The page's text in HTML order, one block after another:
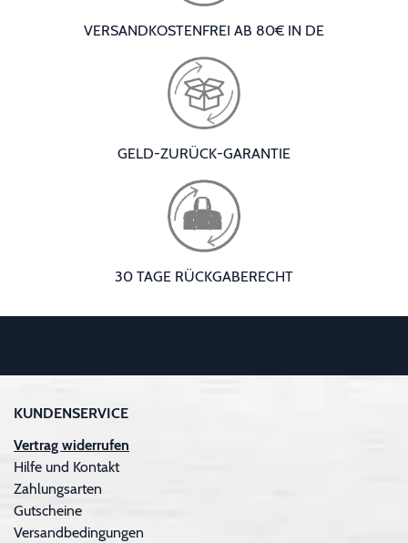
VERSANDKOSTENFREI AB 80€ IN DE
GELD-ZURÜCK-GARANTIE
30 TAGE RÜCKGABERECHT
KUNDENSERVICE
Vertrag widerrufen
Hilfe und Kontakt
Zahlungsarten
Gutscheine
Versandbedingungen